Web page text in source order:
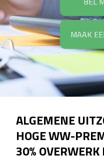
MAAK
ALGEMENE
HOGE WW-
30%